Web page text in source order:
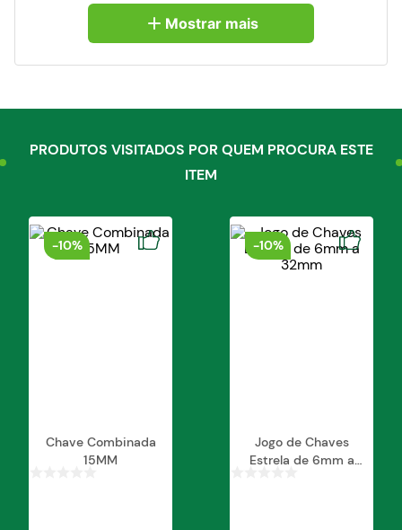
aço cromo vanádio, proporcionando maior
resistência e durabilidade. Possui acabamento
cromado fosco que confere maior resistência à
cantos das porcas e parafusos.
Mostrar mais
PRODUTOS VISITADOS POR QUEM PROCURA ESTE
ITEM
-10%
Chave Combinada
15MM
-10%
Jogo de Chaves
Estrela de 6mm a